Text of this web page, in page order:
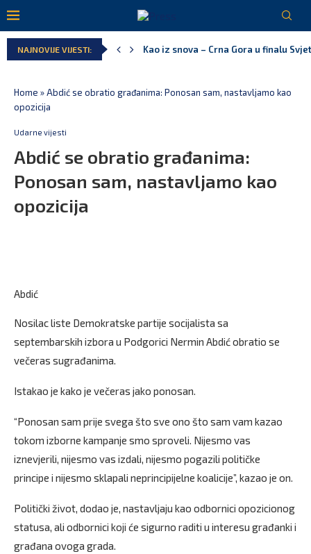
NAJNOVIJE VIJESTI: Pejak: Hoće li Milan Knežević i
Home »Abdić se obratio građanima: Ponosan sam, nastavljamo kao
opozicija
Udarne vijesti
Abdić se obratio građanima:
Ponosan sam, nastavljamo kao
opozicija
Abdić
Nosilac liste Demokratske partije socijalista sa
septembarskih izbora u Podgorici Nermin Abdić obratio se
večeras sugrađanima.
Istakao je kako je večeras jako ponosan.
“Ponosan sam prije svega što sve ono što sam vam kazao
tokom izborne kampanje smo sproveli. Nijesmo vas
iznevjerili, nijesmo vas izdali, nijesmo pogazili političke
principe i nijesmo sklapali neprincipijelne koalicije”, kazao je on.
Politički život, dodao je, nastavljaju kao odbornici opozicionog
statusa, ali odbornici koji će sigurno raditi u interesu građanki i
građana ovoga grada.